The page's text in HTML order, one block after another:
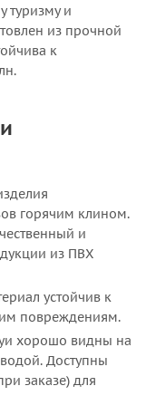
туризму и
из прочной
к
горячим клином.
и
из ПВХ
устойчив к
повреждениям.
хорошо видны на
Доступны
заказе) для